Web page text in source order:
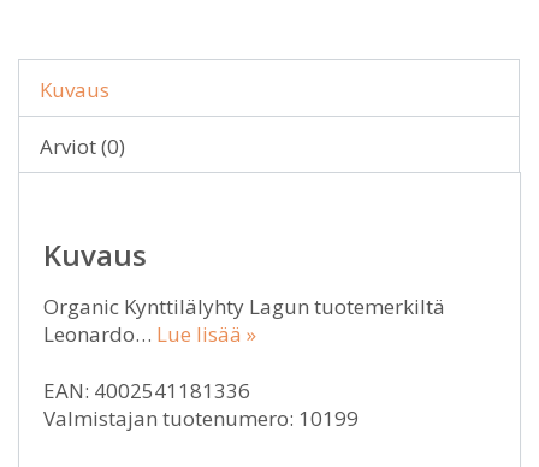
Kuvaus
Arviot (0)
Kuvaus
Organic Kynttilälyhty Lagun tuotemerkiltä
Leonardo… Lue lisää »
EAN: 4002541181336
Valmistajan tuotenumero: 10199